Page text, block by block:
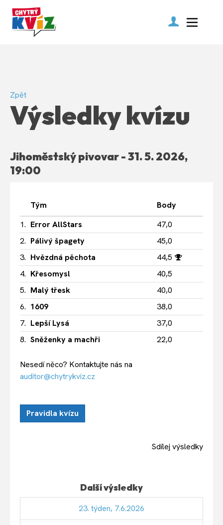
Zpět
Výsledky kvízu
Jihoměstský pivovar - 31. 5. 2026,
19:00
Tým
Body
1. Error AllStars
47,0
2. Pálivý špagety
45,0
3. Hvězdná pěchota
44,5
4. Křesomysl
40,5
5. Malý třesk
40,0
6. 1609
38,0
7. Lepší Lysá
37,0
8. Sněženky a machři 22,0
Nesedí něco? Kontaktujte nás na
auditor@chytrykviz.cz
Pravidla kvízu
Sdílej výsledky
Další výsledky
23. týden, 7.6.2026